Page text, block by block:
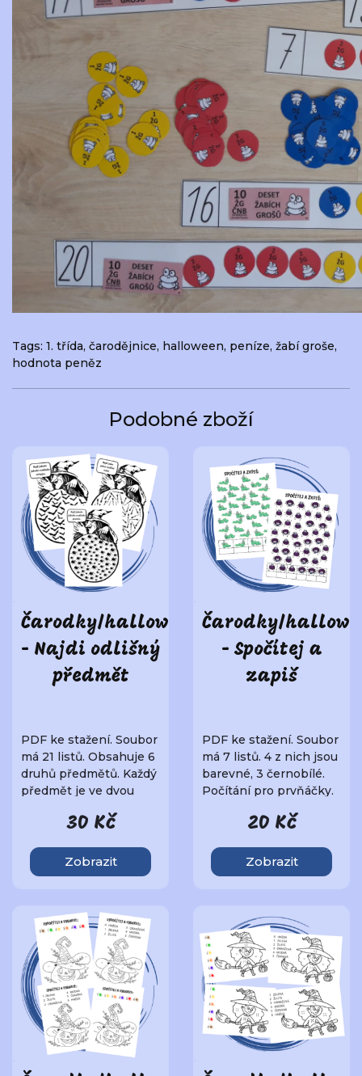
Tags: 1. třída, čarodějnice, halloween, peníze, žabí groše,
hodnota peněz
Podobné zboží
Čarodky/halloween
- Najdi odlišný
předmět
PDF ke stažení. Soubor
má 21 listů. Obsahuje 6
druhů předmětů. Každý
předmět je ve dvou
30 Kč
Zobrazit
Čarodky/
- Spočítej a
zapiš
PDF ke stažení. Soubor
má 7 listů. 4 z nich jsou
barevné, 3 černobílé.
Počítání pro prvňáčky.
20 Kč
Zobrazit